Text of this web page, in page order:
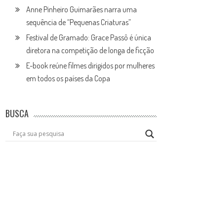
Anne Pinheiro Guimarães narra uma
sequência de “Pequenas Criaturas”
Festival de Gramado: Grace Passô é única
diretora na competição de longa de ficção
E-book reúne filmes dirigidos por mulheres
em todos os países da Copa
BUSCA